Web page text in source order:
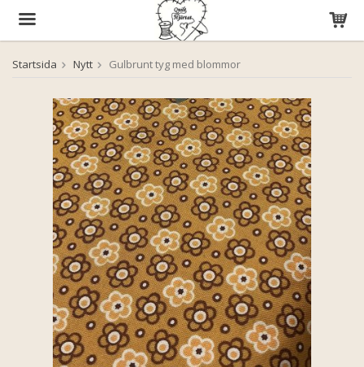
Produkten har blivit tillagd i varukorgen
Startsida Nytt Gulbrunt tyg med blommor